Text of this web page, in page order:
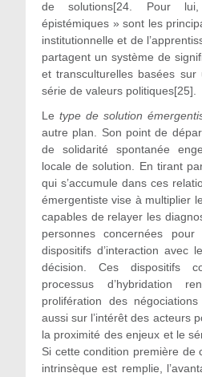
de solutions[24. Pour
épistémiques » sont les
institutionnelle et de
partagent un système de
et transculturelles basées
série de valeurs politiques[25].
Le type de solution
autre plan. Son point de
de solidarité spontanée
locale de solution. En tirant
qui s’accumule dans ces
émergentiste vise à multiplier
capables de relayer les
personnes concernées
dispositifs d’interaction avec
décision. Ces dispositifs
processus d’hybridation
prolifération des
aussi sur l’intérêt des acteurs
la proximité des enjeux et le
Si cette condition première de
intrinsèque est remplie,